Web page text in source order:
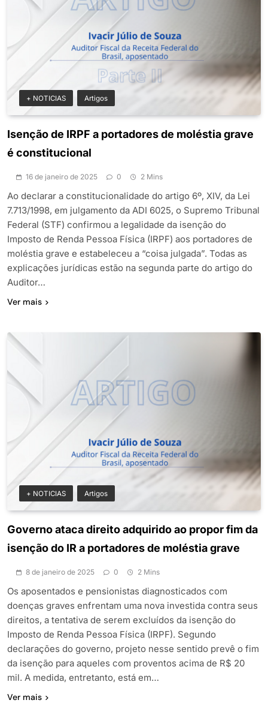
+ NOTICIAS Artigos
Isenção de IRPF a portadores de moléstia grave
é constitucional
16 de janeiro de 2025 0 2 Mins
Ao declarar a constitucionalidade do artigo 6º, XIV, da Lei
7.713/1998, em julgamento da ADI 6025, o Supremo Tribunal
Federal (STF) confirmou a legalidade da isenção do
Imposto de Renda Pessoa Física (IRPF) aos portadores de
moléstia grave e estabeleceu a “coisa julgada”. Todas as
explicações jurídicas estão na segunda parte do artigo do
Auditor…
Ver mais
+ NOTICIAS Artigos
Governo ataca direito adquirido ao propor fim da
isenção do IR a portadores de moléstia grave
8 de janeiro de 2025 0 2 Mins
Os aposentados e pensionistas diagnosticados com
doenças graves enfrentam uma nova investida contra seus
direitos, a tentativa de serem excluídos da isenção do
Imposto de Renda Pessoa Física (IRPF). Segundo
declarações do governo, projeto nesse sentido prevê o fim
da isenção para aqueles com proventos acima de R$ 20
mil. A medida, entretanto, está em…
Ver mais